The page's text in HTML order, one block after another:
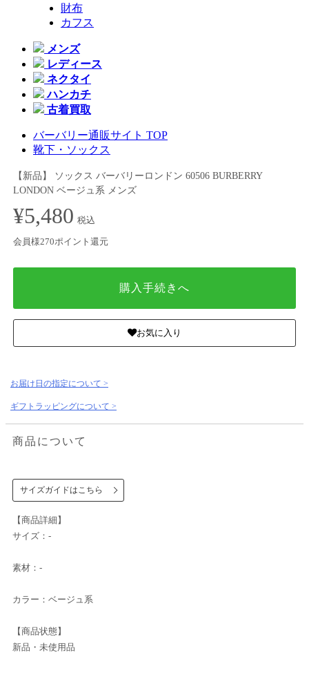
財布
カフス
メンズ
レディース
ネクタイ
ハンカチ
古着買取
バーバリー通販サイト TOP
靴下・ソックス
【新品】 ソックス バーバリーロンドン 60506 BURBERRY
LONDON ベージュ系 メンズ
¥5,480 税込
会員様270ポイント還元
購入手続きへ
お気に入り
お届け日の指定について >
ギフトラッピングについて >
商品について
サイズガイドはこちら
【商品詳細】
サイズ：-
素材：-
カラー：ベージュ系
【商品状態】
新品・未使用品